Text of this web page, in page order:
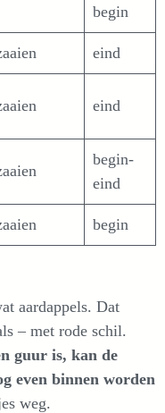
begin
eind
eind
begin-
eind
begin
aardappels. Dat
– met rode schil.
guur is, kan de
even binnen worden
weg.